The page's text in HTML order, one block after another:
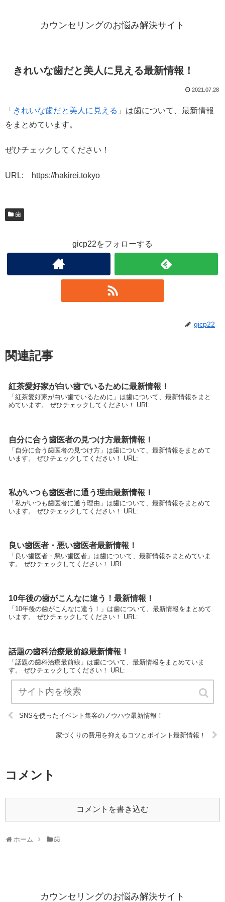
カウンセリングのお悩み解決サイト
きれいな歯だと美人に見える最新情報！
2021.07.28
「 きれいな歯だと美人に見える 」は歯について、最新情報
をまとめています。
ぜひチェックしてください！
URL: https://hakirei.tokyo
歯
gicp22をフォローする
gicp22
関連記事
紅茶愛好家が白い歯でいるために最新情報！
「紅茶愛好家が白い歯でいるために」は歯について、最新情報をまと
めています。 ぜひチェックしてください！ URL:
自分に合う歯医者の見つけ方最新情報！
「自分に合う歯医者の見つけ方」は歯について、最新情報をまとめて
います。 ぜひチェックしてください！ URL:
私がいつも歯医者に通う理由最新情報！
「私がいつも歯医者に通う理由」は歯について、最新情報をまとめて
います。 ぜひチェックしてください！ URL:
良い歯医者・悪い歯医者最新情報！
「良い歯医者・悪い歯医者」は歯について、最新情報をまとめていま
す。 ぜひチェックしてください！ URL:
10年後の歯がこんなに違う！最新情報！
「10年後の歯がこんなに違う！」は歯について、最新情報をまとめて
います。 ぜひチェックしてください！ URL:
話題の歯科治療最前線最新情報！
「話題の歯科治療最前線」は歯について、最新情報をまとめていま
す。 ぜひチェックしてください！ URL:
SNSを使ったイベント集客のノウハウ最新情報！
家づくりの費用を抑えるコツとポイント最新情報！
コメント
コメントを書き込む
ホーム 歯
カウンセリングのお悩み解決サイト